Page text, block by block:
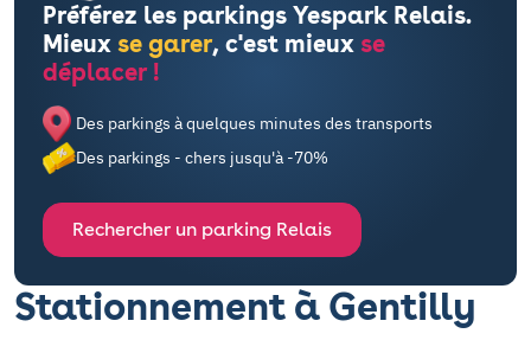
Préférez les parkings Yespark Relais.
Mieux se garer, c'est mieux se
déplacer !
Des parkings à quelques minutes des transports
Des parkings - chers jusqu'à -70%
Rechercher un parking Relais
Stationnement à Gentilly